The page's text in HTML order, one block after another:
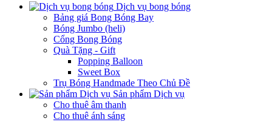
Dịch vụ bong bóng
Bảng giá Bong Bóng Bay
Bóng Jumbo (heli)
Cổng Bong Bóng
Quà Tặng - Gift
Popping Balloon
Sweet Box
Trụ Bóng Handmade Theo Chủ Đề
Sản phẩm Dịch vụ
Cho thuê âm thanh
Cho thuê ánh sáng